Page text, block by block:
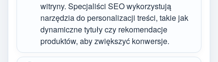
witryny. Specjaliści SEO wykorzystują
narzędzia do personalizacji treści, takie jak
dynamiczne tytuły czy rekomendacje
produktów, aby zwiększyć konwersje.